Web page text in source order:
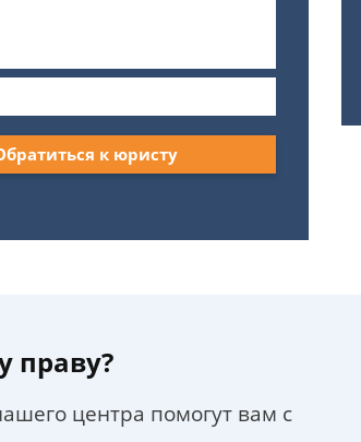
к юристу
праву?
центра помогут вам с